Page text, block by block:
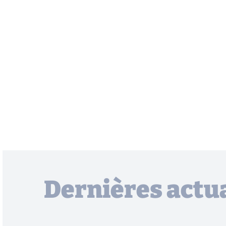
Dernières